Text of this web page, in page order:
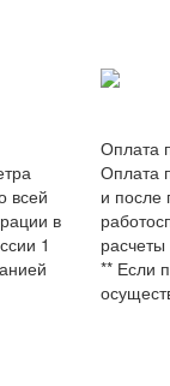
всей
в
1
Оплата
Оплата
и после
** Если